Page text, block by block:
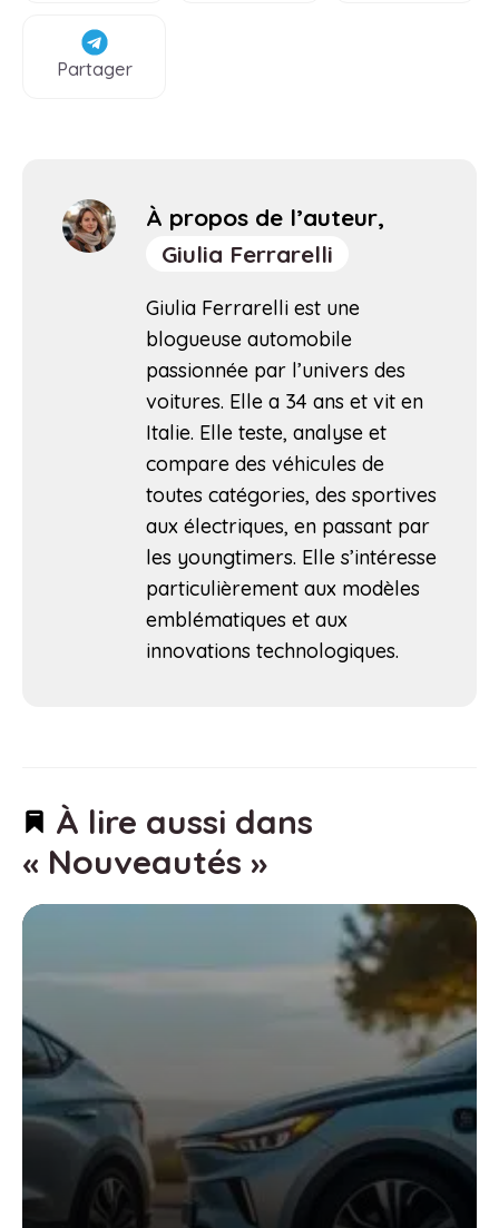
Partager
À propos de l’auteur,
Giulia Ferrarelli
Giulia Ferrarelli est une
blogueuse automobile
passionnée par l’univers des
voitures. Elle a 34 ans et vit en
Italie. Elle teste, analyse et
compare des véhicules de
toutes catégories, des sportives
aux électriques, en passant par
les youngtimers. Elle s’intéresse
particulièrement aux modèles
emblématiques et aux
innovations technologiques.
À lire aussi dans
« Nouveautés »